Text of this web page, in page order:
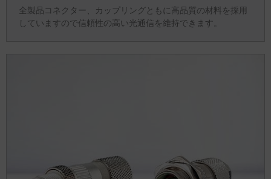
全製品コネクター、カップリングともに高品質の材料を採用
していますので信頼性の高い光通信を維持できます。